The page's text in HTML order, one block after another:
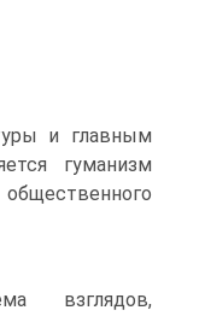
и главным
гуманизм
взглядов,